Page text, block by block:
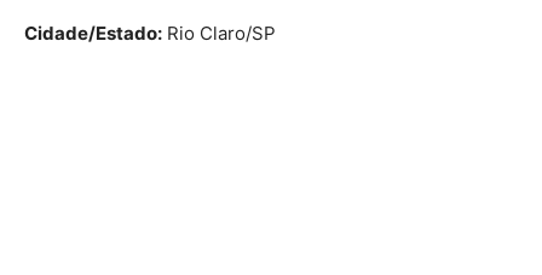
Cidade/Estado: Rio Claro/SP